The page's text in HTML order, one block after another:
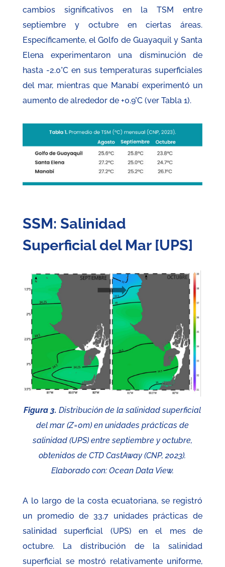
cambios significativos en la TSM entre
septiembre y octubre en ciertas áreas.
Específicamente, el Golfo de Guayaquil y Santa
Elena experimentaron una disminución de
hasta -2.0°C en sus temperaturas superficiales
del mar, mientras que Manabí experimentó un
aumento de alrededor de +0.9°C (ver Tabla 1).
SSM: Salinidad
Superficial del Mar [UPS]
Figura 3. Distribución de la salinidad superficial
del mar (Z=0m) en unidades prácticas de
salinidad (UPS) entre septiembre y octubre,
obtenidos de CTD CastAway (CNP, 2023).
Elaborado con: Ocean Data View.
A lo largo de la costa ecuatoriana, se registró
un promedio de 33.7 unidades prácticas de
salinidad superficial (UPS) en el mes de
octubre. La distribución de la salinidad
superficial se mostró relativamente uniforme,